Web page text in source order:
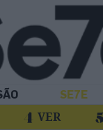
SE7E
VER